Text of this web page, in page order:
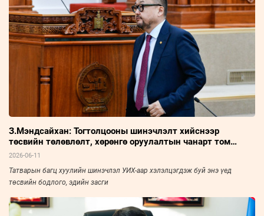
З.Мэндсайхан: Тогтолцооны шинэчлэлт хийснээр
төсвийн төлөвлөлт, хөрөнгө оруулалтын чанарт том
өөрчлөлт гарна
2026-06-11
Татварын багц хуулийн шинэчлэл УИХ-аар хэлэлцэгдэж буй энэ үед
төсвийн бодлого, эдийн засги